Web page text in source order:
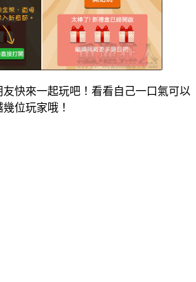
快來一起玩吧！看看自己一口氣可以
位玩家哦！